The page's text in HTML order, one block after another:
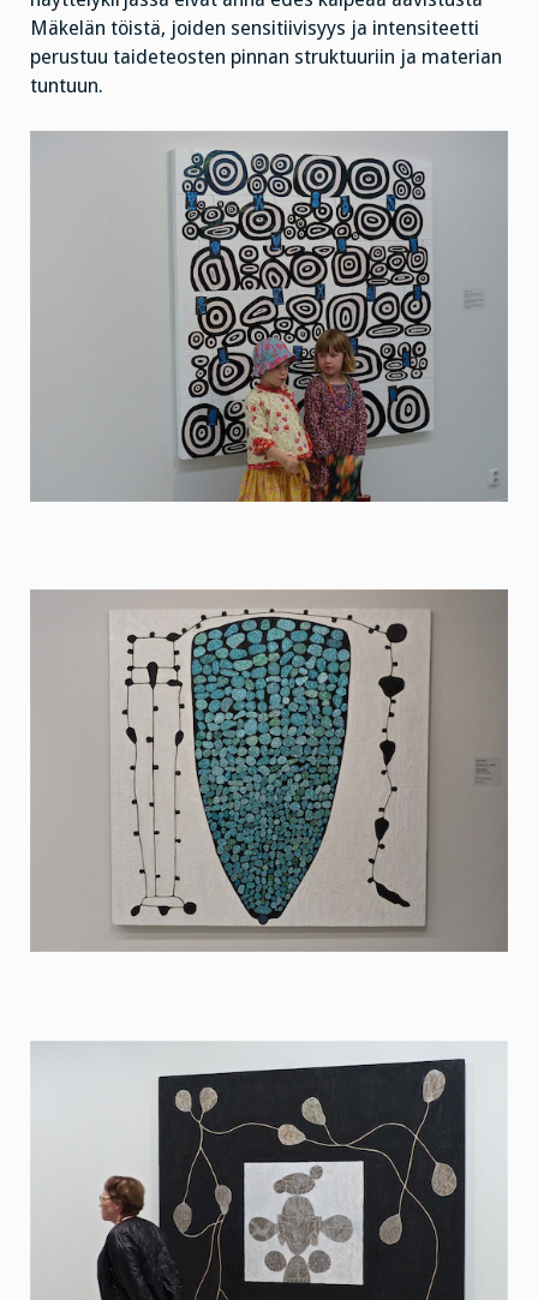
Mäkelän töistä, joiden sensitiivisyys ja intensiteetti
perustuu taideteosten pinnan struktuuriin ja materian
tuntuun.